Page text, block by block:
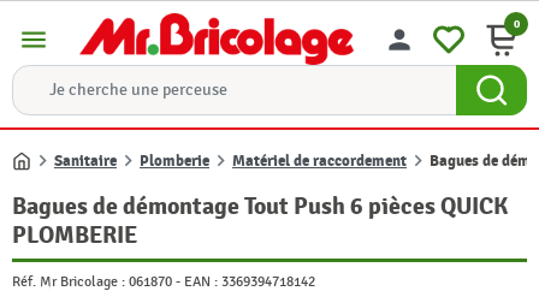
menu person 0
Accueil
Sanitaire Plomberie Matériel de raccordement Bagues de
Bagues de démontage Tout Push 6 pièces QUICK
PLOMBERIE
Réf. Mr Bricolage : 061870 - EAN : 3369394718142